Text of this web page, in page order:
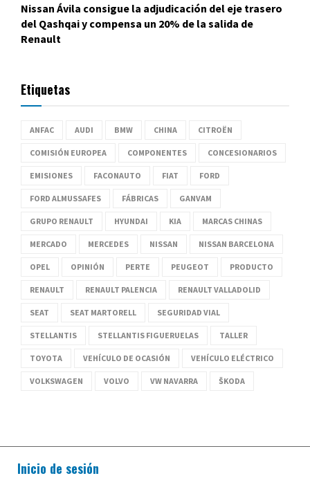
Nissan Ávila consigue la adjudicación del eje trasero
del Qashqai y compensa un 20% de la salida de
Renault
Etiquetas
ANFAC AUDI BMW CHINA CITROËN
COMISIÓN EUROPEA COMPONENTES CONCESIONARIOS
EMISIONES FACONAUTO FIAT FORD
FORD ALMUSSAFES FÁBRICAS GANVAM
GRUPO RENAULT HYUNDAI KIA MARCAS CHINAS
MERCADO MERCEDES NISSAN NISSAN BARCELONA
OPEL OPINIÓN PERTE PEUGEOT PRODUCTO
RENAULT RENAULT PALENCIA RENAULT VALLADOLID
SEAT SEAT MARTORELL SEGURIDAD VIAL
STELLANTIS STELLANTIS FIGUERUELAS TALLER
TOYOTA VEHÍCULO DE OCASIÓN VEHÍCULO ELÉCTRICO
VOLKSWAGEN VOLVO VW NAVARRA ŠKODA
Inicio de sesión